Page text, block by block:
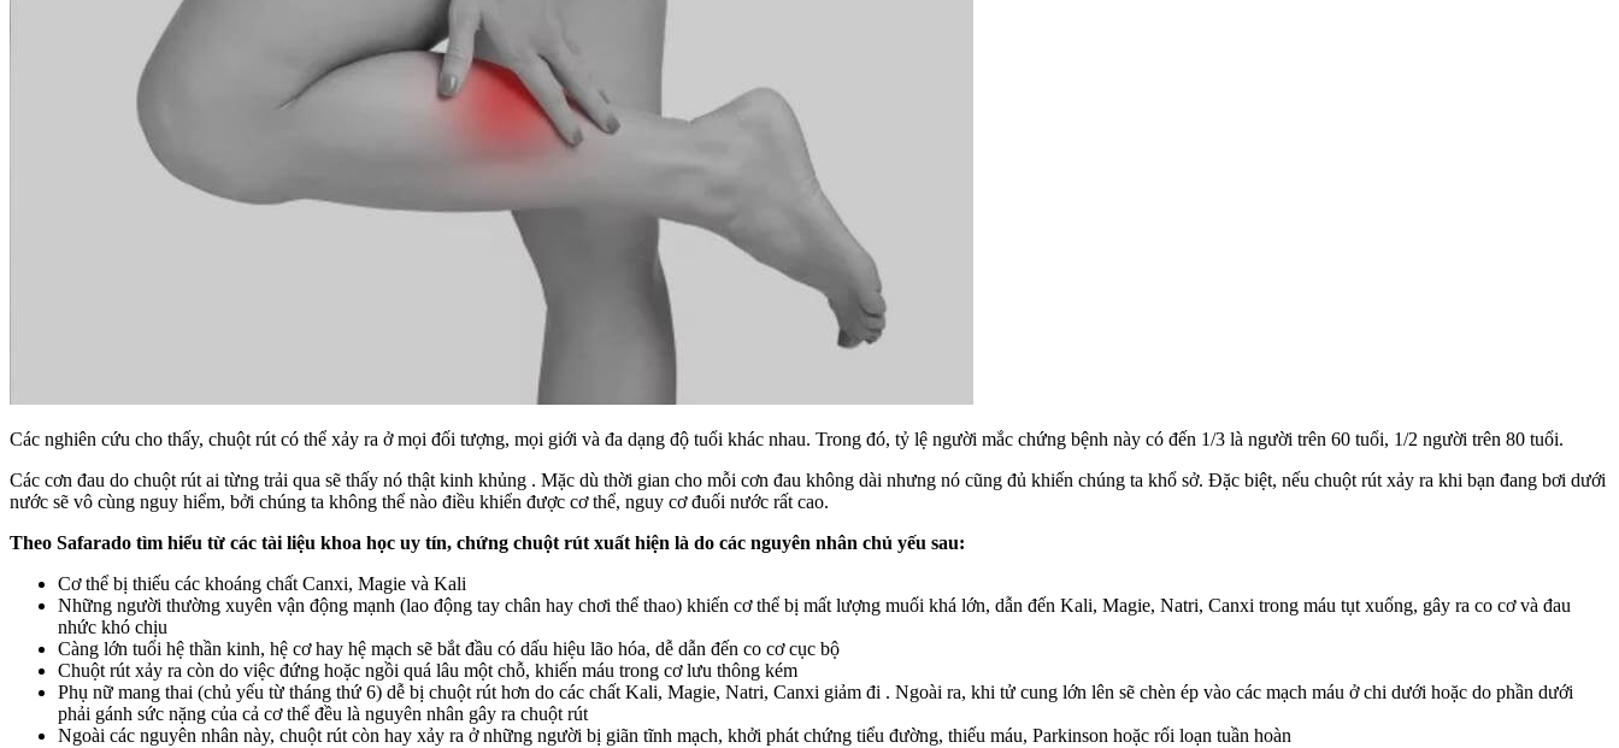
Các nghiên cứu cho thấy, chuột rút có thể xảy ra ở mọi đối tượng, mọi giới và đa dạng độ tuổi khác nhau. Trong đó, tỷ lệ người mắc chứng bệnh này có đến 1/3 là người trên 60 tuổi, 1/2 người trên 80 tuổi.
Các cơn đau do chuột rút ai từng trải qua sẽ thấy nó thật kinh khủng . Mặc dù thời gian cho mỗi cơn đau không dài nhưng nó cũng đủ khiến chúng ta khổ sở. Đặc biệt, nếu chuột rút xảy ra khi bạn đang bơi dưới
nước sẽ vô cùng nguy hiểm, bởi chúng ta không thể nào điều khiển được cơ thể, nguy cơ đuối nước rất cao.
Theo Safarado tìm hiểu từ các tài liệu khoa học uy tín, chứng chuột rút xuất hiện là do các nguyên nhân chủ yếu sau:
Cơ thể bị thiếu các khoáng chất Canxi, Magie và Kali
Những người thường xuyên vận động mạnh (lao động tay chân hay chơi thể thao) khiến cơ thể bị mất lượng muối khá lớn, dẫn đến Kali, Magie, Natri, Canxi trong máu tụt xuống, gây ra co cơ và đau
nhức khó chịu
Càng lớn tuổi hệ thần kinh, hệ cơ hay hệ mạch sẽ bắt đầu có dấu hiệu lão hóa, dễ dẫn đến co cơ cục bộ
Chuột rút xảy ra còn do việc đứng hoặc ngồi quá lâu một chỗ, khiến máu trong cơ lưu thông kém
Phụ nữ mang thai (chủ yếu từ tháng thứ 6) dễ bị chuột rút hơn do các chất Kali, Magie, Natri, Canxi giảm đi . Ngoài ra, khi tử cung lớn lên sẽ chèn ép vào các mạch máu ở chi dưới hoặc do phần dưới
phải gánh sức nặng của cả cơ thể đều là nguyên nhân gây ra chuột rút
Ngoài các nguyên nhân này, chuột rút còn hay xảy ra ở những người bị giãn tĩnh mạch, khởi phát chứng tiểu đường, thiếu máu, Parkinson hoặc rối loạn tuần hoàn